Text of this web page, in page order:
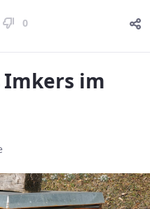
0
Imkers im